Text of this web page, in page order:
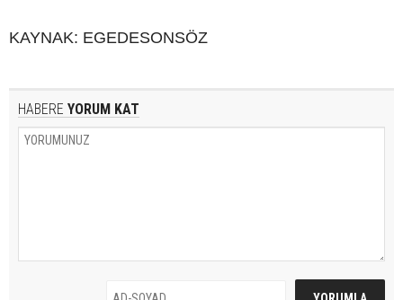
KAYNAK: EGEDESONSÖZ
HABERE YORUM KAT